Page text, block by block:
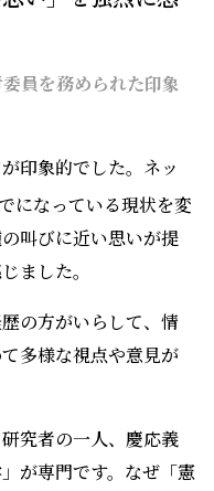
員を務められた印象
印象的でした。ネッ
になっている現状を変
叫びに近い思いが提
ました。
の方がいらして、情
多様な視点や意見が
究者の一人、慶応義
が専門です。なぜ「憲